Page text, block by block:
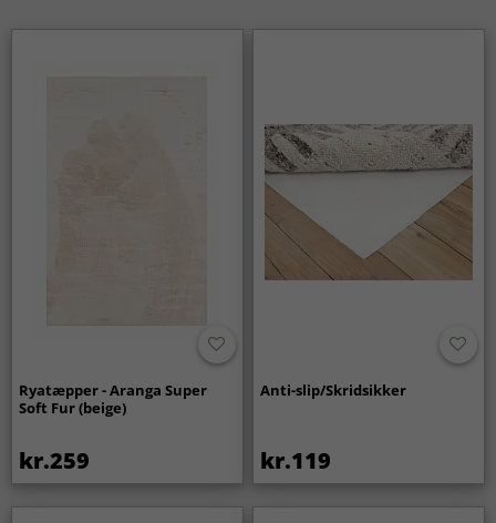
Ryatæpper - Aranga Super
Soft Fur (beige)
kr.259
Anti-slip/Skridsikker
kr.119